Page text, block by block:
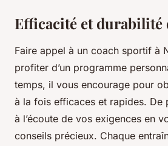
Efficacité et durabilité
Faire appel à un coach sportif à
profiter d’un programme
temps, il vous encourage pour
à la fois efficaces et rapides. De
à l’écoute de vos exigences en
conseils précieux. Chaque